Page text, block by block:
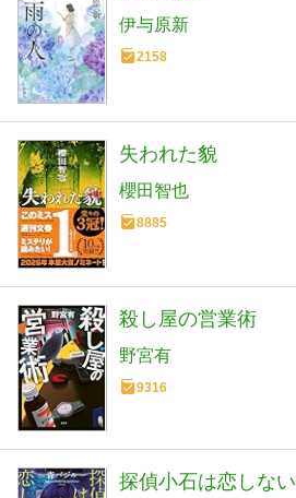
伊与原新
2158
失われた貌
櫻田智也
8885
殺し屋の営業術
野宮有
9316
探偵小石は恋しない